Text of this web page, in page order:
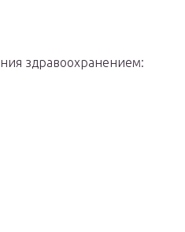
здравоохранением: